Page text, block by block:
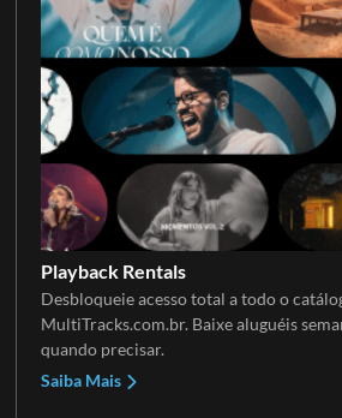
Playback Rentals
Desbloqueie acesso total a todo o
MultiTracks.com.br. Baixe aluguéis
quando precisar.
Saiba Mais